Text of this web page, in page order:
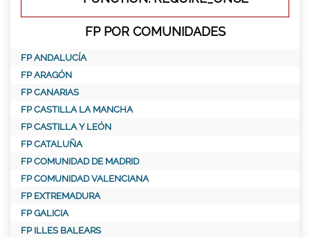
FP POR COMUNIDADES
FP ANDALUCÍA
FP ARAGÓN
FP CANARIAS
FP CASTILLA LA MANCHA
FP CASTILLA Y LEÓN
FP CATALUÑA
FP COMUNIDAD DE MADRID
FP COMUNIDAD VALENCIANA
FP EXTREMADURA
FP GALICIA
FP ILLES BALEARS